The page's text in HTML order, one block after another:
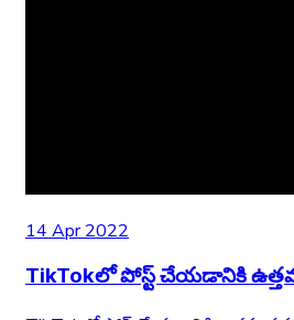
14 Apr 2022
TikTokలో పోస్ట్ చేయడానికి